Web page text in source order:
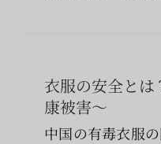
衣服の安全と
康被害〜
中国の有毒衣服